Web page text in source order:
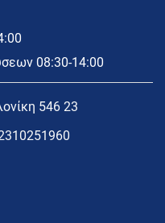
08:30-14:00
546 23